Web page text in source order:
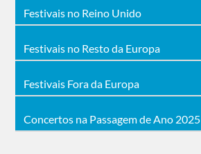
Festivais no Reino Unido
Festivais no Resto da Europa
Festivais Fora da Europa
Concertos na Passagem de Ano 2025